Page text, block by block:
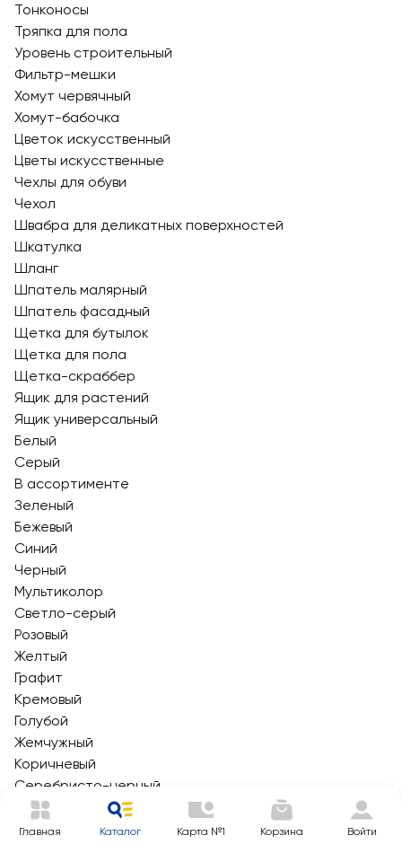
Тонконосы
Тряпка для пола
Уровень строительный
Фильтр-мешки
Хомут червячный
Хомут-бабочка
Цветок искусственный
Цветы искусственные
Чехлы для обуви
Чехол
Швабра для деликатных поверхностей
Шкатулка
Шланг
Шпатель малярный
Шпатель фасадный
Щетка для бутылок
Щетка для пола
Щетка-скраббер
Ящик для растений
Ящик универсальный
Белый
Серый
В ассортименте
Зеленый
Бежевый
Синий
Черный
Мультиколор
Светло-серый
Розовый
Желтый
Графит
Кремовый
Голубой
Жемчужный
Коричневый
Серебристо-черный
Красный
Оранжевый
Главная Каталог Карта №1 Корзина Войти